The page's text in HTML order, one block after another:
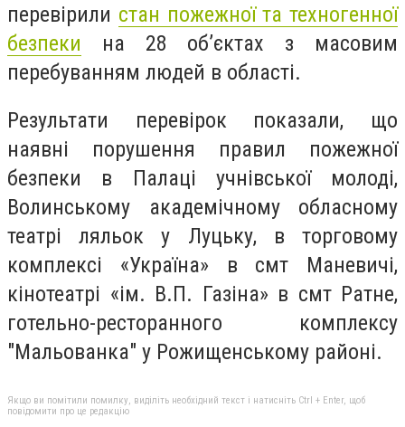
перевірили стан пожежної та техногенної
безпеки на 28 об’єктах з масовим
перебуванням людей в області.
Результати перевірок показали, що
наявні порушення правил пожежної
безпеки в Палаці учнівської молоді,
Волинському академічному обласному
театрі ляльок у Луцьку, в торговому
комплексі «Україна» в смт Маневичі,
кінотеатрі «ім. В.П. Газіна» в смт Ратне,
готельно-ресторанного комплексу
"Мальованка" у Рожищенському районі.
Якщо ви помітили помилку, виділіть необхідний текст і натисніть Ctrl + Enter, щоб
повідомити про це редакцію